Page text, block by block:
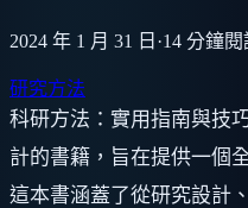
2024 年 1 月 31 日 ·14 分鐘閱
研究方法
科研方法：實用指南與技
計的書籍，旨在提供一個
這本書涵蓋了從研究設計